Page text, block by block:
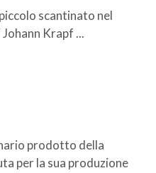
scantinato nel
Krapf ...
prodotto della
per la sua produzione